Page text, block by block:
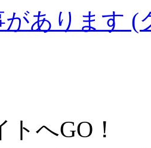
があります
へGO！